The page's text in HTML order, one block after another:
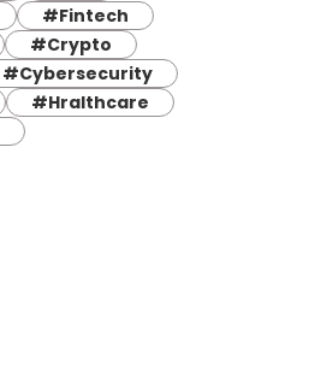
#Fintech
#Crypto
#Cybersecurity
#Hralthcare